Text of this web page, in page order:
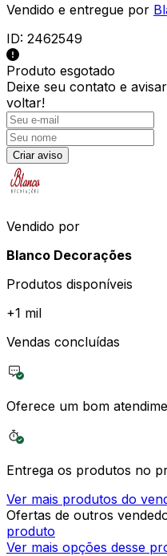
Vendido e entregue por
ID: 2462549
Produto esgotado
Deixe seu contato e
voltar!
Criar aviso
Vendido por
Blanco Decorações
Produtos disponíveis
+1 mil
Vendas concluídas
Oferece um bom
Entrega os produtos no
Ver mais produtos do
Ofertas de outros
produto
Ver mais opções desse